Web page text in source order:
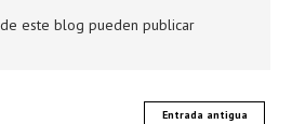
este blog pueden publicar
Entrada antigua